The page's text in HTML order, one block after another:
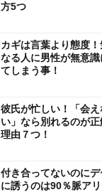
方5つ
カギは言葉より態度！
なる人に男性が無意識
てしまう事！
彼氏が忙しい！「会え
い」なら別れるのが
理由７つ！
付き合ってないのにデ
に誘うのは90％脈ア